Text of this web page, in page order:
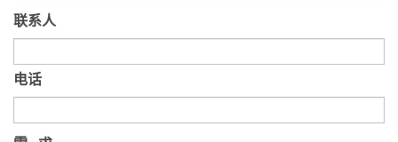
联系人
电话